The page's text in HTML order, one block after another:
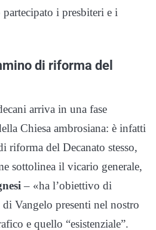
i presbiteri e i
di riforma del
arriva in una fase
Chiesa ambrosiana: è infatti
riforma del Decanato stesso,
sottolinea il vicario generale,
– «ha l’obiettivo di
di Vangelo presenti nel nostro
e quello “esistenziale”.